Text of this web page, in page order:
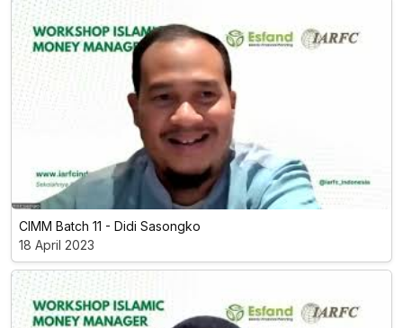
CIMM Batch 11 - Didi Sasongko
18 April 2023